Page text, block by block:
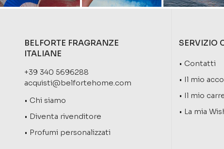
BELFORTE FRAGRANZE
ITALIANE
+39 340 5696288
acquisti@belfortehome.com
• Chi siamo
• Diventa rivenditore
• Profumi personalizzati
SERVIZIO
• Contatti
• Il mio
• Il mio
• La mia